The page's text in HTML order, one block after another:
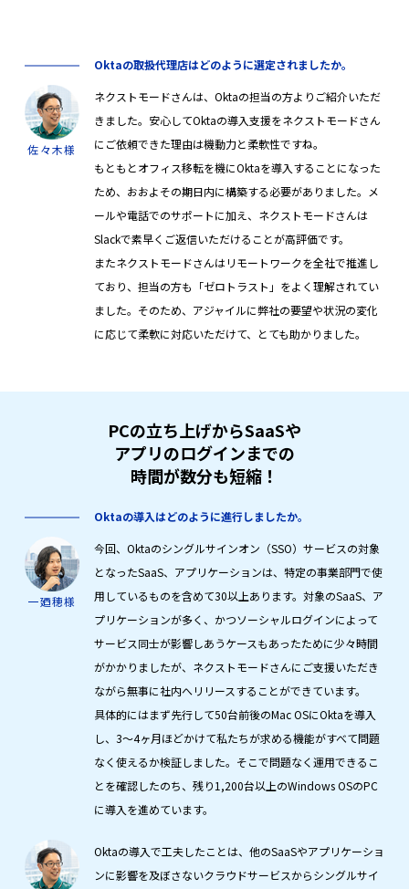
Oktaの取扱代理店はどのように選定されましたか。
佐々木様
ネクストモードさんは、Oktaの担当の方よりご紹介いただ
きました。安心してOktaの導入支援をネクストモードさん
にご依頼できた理由は機動力と柔軟性ですね。
もともとオフィス移転を機にOktaを導入することになった
ため、おおよその期日内に構築する必要がありました。メ
ールや電話でのサポートに加え、ネクストモードさんは
Slackで素早くご返信いただけることが高評価です。
またネクストモードさんはリモートワークを全社で推進し
ており、担当の方も「ゼロトラスト」をよく理解されてい
ました。そのため、アジャイルに弊社の要望や状況の変化
に応じて柔軟に対応いただけて、とても助かりました。
PCの立ち上げからSaaSや
アプリのログインまでの
時間が数分も短縮！
Oktaの導入はどのように進行しましたか。
一廼穂様
今回、Oktaのシングルサインオン（SSO）サービスの対象
となったSaaS、アプリケーションは、特定の事業部門で使
用しているものを含めて30以上あります。対象のSaaS、ア
プリケーションが多く、かつソーシャルログインによって
サービス同士が影響しあうケースもあったために少々時間
がかかりましたが、ネクストモードさんにご支援いただき
ながら無事に社内へリリースすることができています。
具体的にはまず先行して50台前後のMac OSにOktaを導入
し、3〜4ヶ月ほどかけて私たちが求める機能がすべて問題
なく使えるか検証しました。そこで問題なく運用できるこ
とを確認したのち、残り1,200台以上のWindows OSのPC
に導入を進めています。
Oktaの導入で工夫したことは、他のSaaSやアプリケーショ
ンに影響を及ぼさないクラウドサービスからシングルサイ